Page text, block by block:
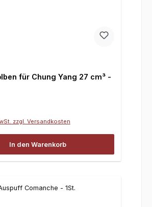
für Chung Yang 27 cm³ -
zzgl. Versandkosten
In den Warenkorb